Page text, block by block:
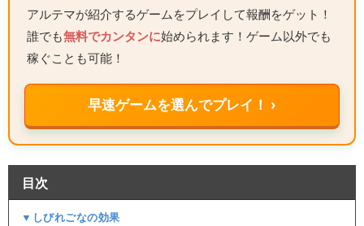
アルテマが紹介するゲームをプレイして報酬をゲット！
誰でも無料でカンタンに始められます！ゲーム以外でも
稼ぐことも可能！
早速ゲームを選んでプレイ！ ›
目次
▼しびれごなの効果